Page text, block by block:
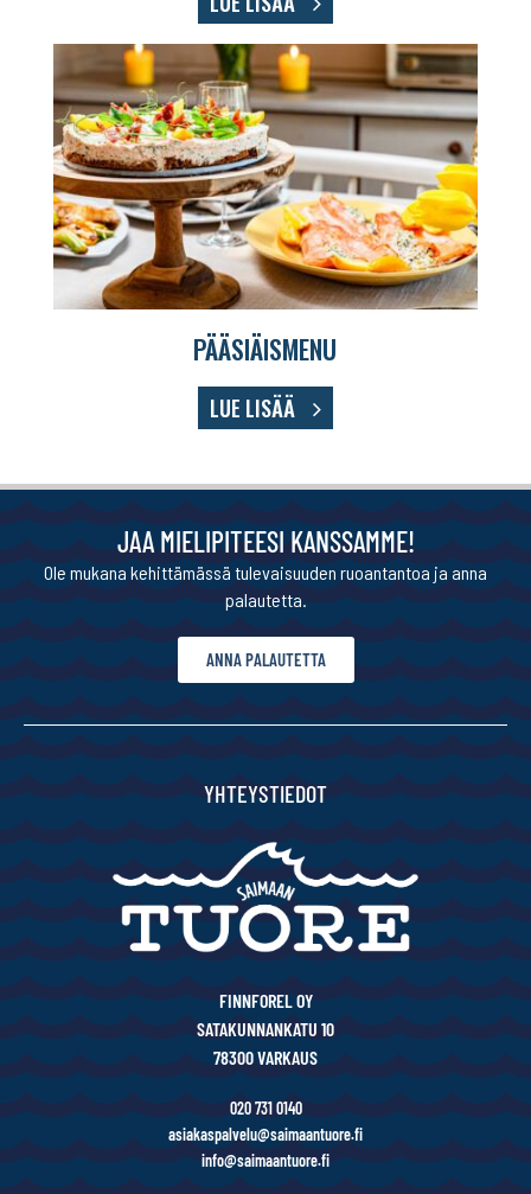
PÄÄSIÄISMENU
LUE LISÄÄ
JAA MIELIPITEESI KANSSAMME!
Ole mukana kehittämässä tulevaisuuden ruoantantoa ja anna
palautetta.
ANNA PALAUTETTA
YHTEYSTIEDOT
FINNFOREL OY
SATAKUNNANKATU 10
78300 VARKAUS
020 731 0140
asiakaspalvelu@saimaantuore.fi
info@saimaantuore.fi